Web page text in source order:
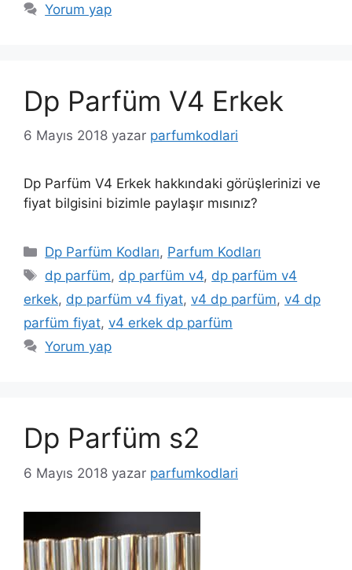
Yorum yap
Dp Parfüm V4 Erkek
6 Mayıs 2018 yazar parfumkodlari
Dp Parfüm V4 Erkek hakkındaki görüşlerinizi ve
fiyat bilgisini bizimle paylaşır mısınız?
Kategoriler
Dp Parfüm Kodları, Parfum Kodları
Etiketler
dp parfüm, dp parfüm v4, dp parfüm v4
erkek, dp parfüm v4 fiyat, v4 dp parfüm, v4 dp
parfüm fiyat, v4 erkek dp parfüm
Yorum yap
Dp Parfüm s2
6 Mayıs 2018 yazar parfumkodlari